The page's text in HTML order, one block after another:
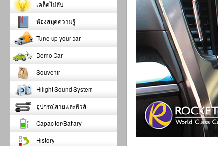
เคล็ดไม่ลับ
ห้องสมุดความรู้
Tune up your car
Demo Car
Souvenir
Hilight Sound System
อุปกรณ์สายและฟิวส์
Capacitor/Battary
History